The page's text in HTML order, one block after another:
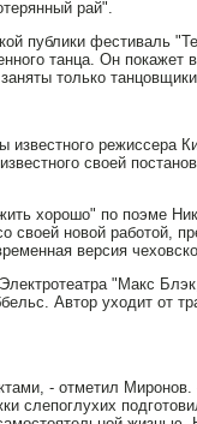
рай".
публики фестиваль
танца. Он
только
режиссера
своей
хорошо" по поэме
своей новой работой,
версия
"Макс
Автор уходит от
- отметил
слепоглухих